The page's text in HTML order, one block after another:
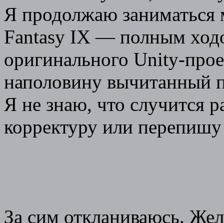
Я продолжаю
Fantasy IX — полным
оригинального Unity-
наполовину вычитанный
Я не знаю, что случится
корректуру или
За сим откланиваюсь.